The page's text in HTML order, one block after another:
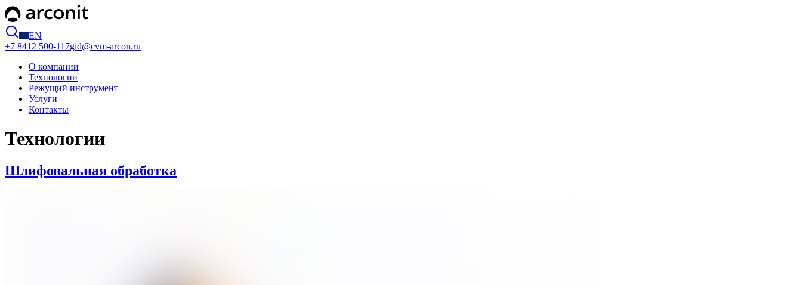
EN
+7 8412 500-117gid@cvm-arcon.ru
О компании
Технологии
Режущий инструмент
Услуги
Контакты
Технологии
Шлифовальная обработка